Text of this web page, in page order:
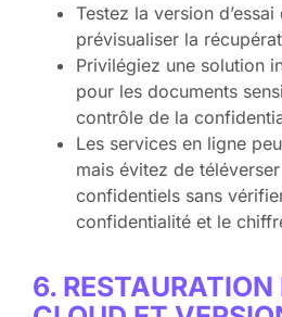
Testez la version
prévisualiser la
Privilégiez une solution
pour les documents
contrôle de la
Les services en ligne
mais évitez de
confidentiels sans
confidentialité et le
6. RESTAURATION